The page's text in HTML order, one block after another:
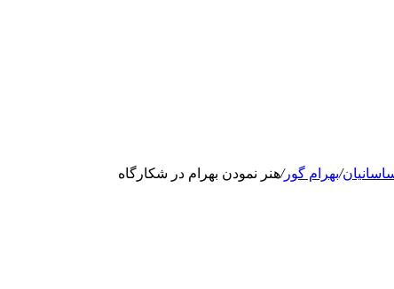
/بهرام گور/هنر نمودن بهرام در شکارگاه